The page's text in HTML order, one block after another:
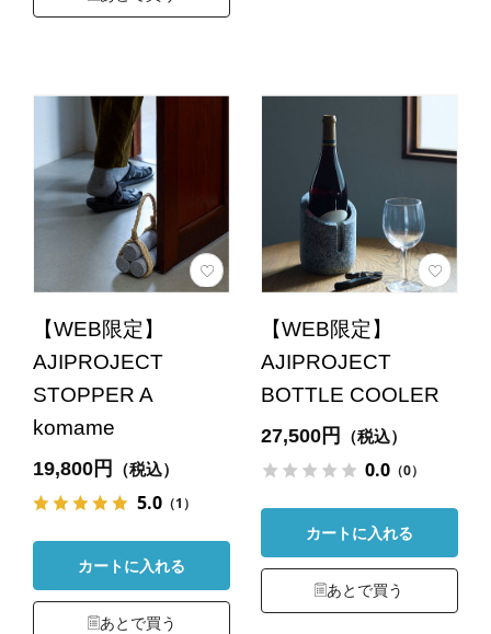
【WEB限定】
AJIPROJECT
STOPPER A
komame
19,800円 （税込）
5.0（1）
カートに入れる
あとで買う
【WEB限定】
AJIPROJECT
BOTTLE COOLER
27,500円 （税込）
0.0（0）
カートに入れる
あとで買う